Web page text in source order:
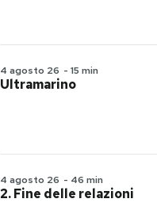
4 agosto 26 - 15 min
Ultramarino
4 agosto 26 - 46 min
2. Fine delle relazioni